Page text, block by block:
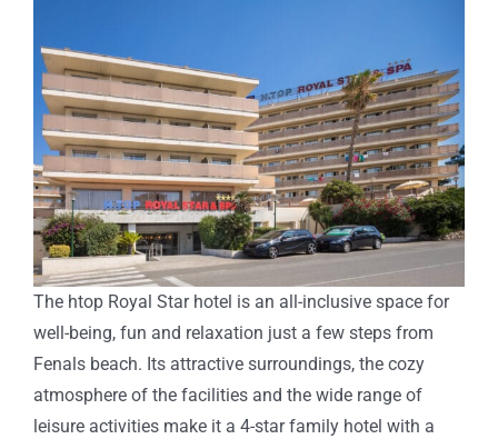
Larger
Image
The htop Royal Star hotel is an all-inclusive space for
well-being, fun and relaxation just a few steps from
Fenals beach. Its attractive surroundings, the cozy
atmosphere of the facilities and the wide range of
leisure activities make it a 4-star family hotel with a